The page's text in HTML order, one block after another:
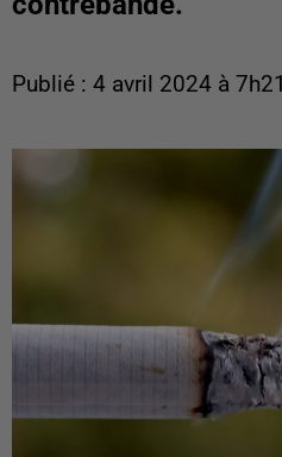
Publié : 4 avril 2024 à 7h21